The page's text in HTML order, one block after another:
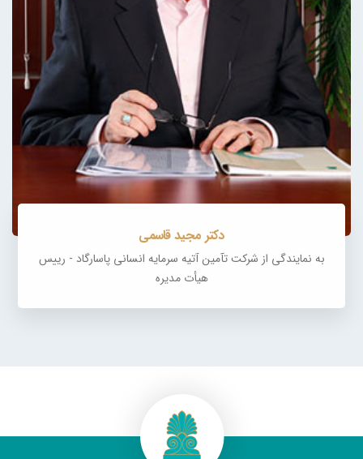
دکتر مجید قاسمی
به نمایندگی از شرکت تآمین آتیه سرمایه انسانی پاسارگاد - رییس
هیأت‌ مدیره